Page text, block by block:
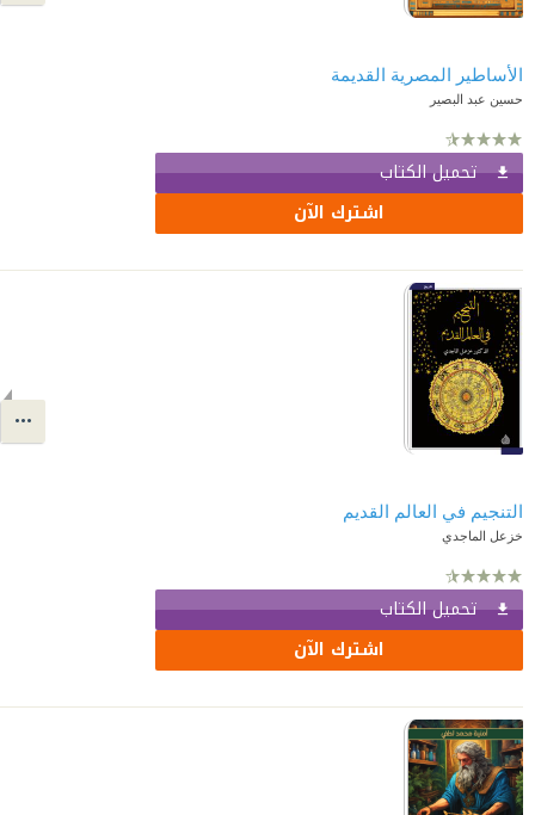
الأساطير المصرية القديمة
حسين عبد البصير
تحميل الكتاب
اشترك الآن
التنجيم في العالم القديم
خزعل الماجدي
تحميل الكتاب
اشترك الآن